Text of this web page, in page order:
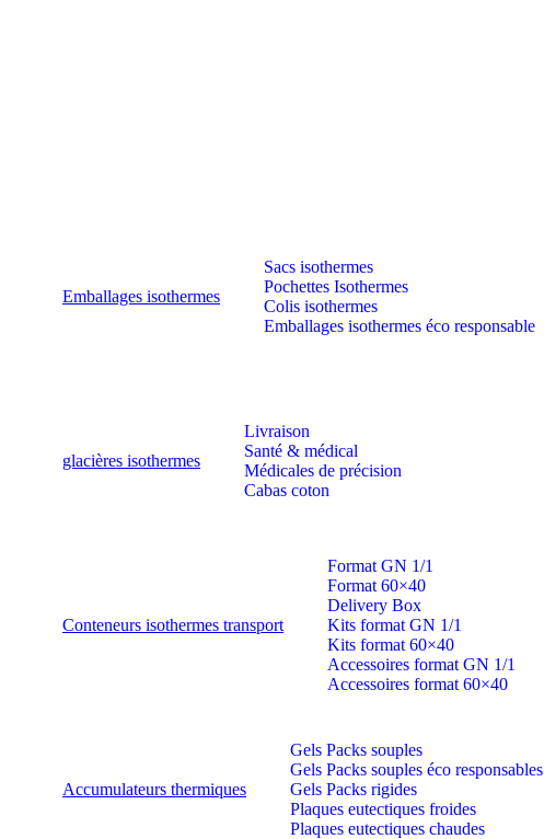
Emballages isothermes
Sacs isothermes
Pochettes Isothermes
Colis isothermes
Emballages isothermes éco responsable
glacières isothermes
Livraison
Santé & médical
Médicales de précision
Cabas coton
Conteneurs isothermes transport
Format GN 1/1
Format 60×40
Delivery Box
Kits format GN 1/1
Kits format 60×40
Accessoires format GN 1/1
Accessoires format 60×40
Accumulateurs thermiques
Gels Packs souples
Gels Packs souples éco responsables
Gels Packs rigides
Plaques eutectiques froides
Plaques eutectiques chaudes